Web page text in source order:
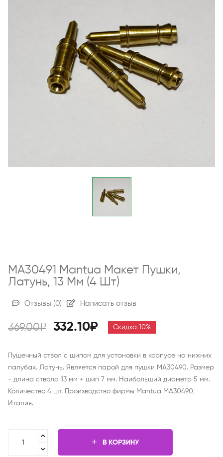
MA30491 Mantua Макет Пушки,
Латунь, 13 Мм (4 Шт)
Отзывы (0) Написать отзыв
369.00₽ 332.10₽ Скидка 10%
Пушечный ствол с шипом для установки в корпусе на нижних
палубах. Латунь. Является парой для пушки MA30490. Размер
- длина ствола 13 мм + шип 7 мм. Наибольший диаметр 5 мм.
Количество 4 шт. Производство фирмы Mantua MA30490,
Италия.
В КОРЗИНУ